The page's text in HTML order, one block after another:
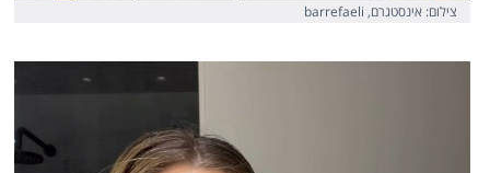
צילום: אינסטגרם, barrefaeli